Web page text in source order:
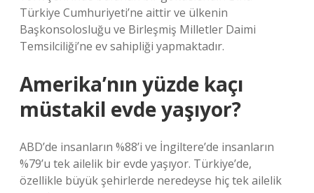
Türkiye Cumhuriyeti’ne aittir ve ülkenin
Başkonsolosluğu ve Birleşmiş Milletler Daimi
Temsilciliği’ne ev sahipliği yapmaktadır.
Amerika’nın yüzde kaçı
müstakil evde yaşıyor?
ABD’de insanların %88’i ve İngiltere’de insanların
%79’u tek ailelik bir evde yaşıyor. Türkiye’de,
özellikle büyük şehirlerde neredeyse hiç tek ailelik